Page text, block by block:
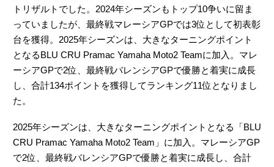
トリザルトでした。2024年シーズンもトップ10争いに留ま
っていましたが、最終戦マレーシアGPでは3位として初表彰
台を獲得。2025年シーズンは、大きなターニングポイント
となるBLU CRU Pramac Yamaha Moto2 Teamに加入。マレ
ーシアGPで2位、最終戦バレンシアGPで優勝と着実に成長
し、合計134ポイントを獲得してランキング11位となりまし
た。
2025年シーズンは、大きなターニングポイントとなる「BLU
CRU Pramac Yamaha Moto2 Team」に加入。マレーシアGP
で2位、最終戦バレンシアGPで優勝と着実に成長し、合計